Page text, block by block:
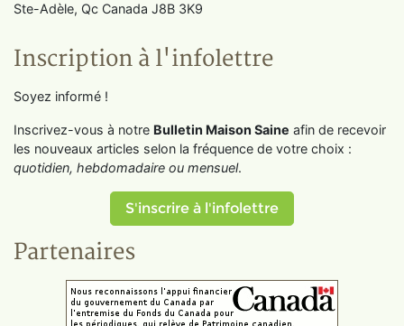
Ste-Adèle, Qc Canada J8B 3K9
Inscription à l'infolettre
Soyez informé !
Inscrivez-vous à notre Bulletin Maison Saine afin de recevoir
les nouveaux articles selon la fréquence de votre choix :
quotidien, hebdomadaire ou mensuel.
S'inscrire à l'infolettre
Partenaires